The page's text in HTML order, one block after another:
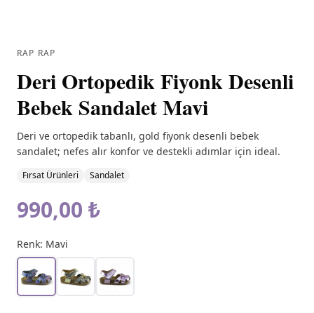
RAP RAP
Deri Ortopedik Fiyonk Desenli
Bebek Sandalet Mavi
Deri ve ortopedik tabanlı, gold fiyonk desenli bebek
sandalet; nefes alır konfor ve destekli adımlar için ideal.
Fırsat Ürünleri Sandalet
990,00 ₺
Renk: Mavi